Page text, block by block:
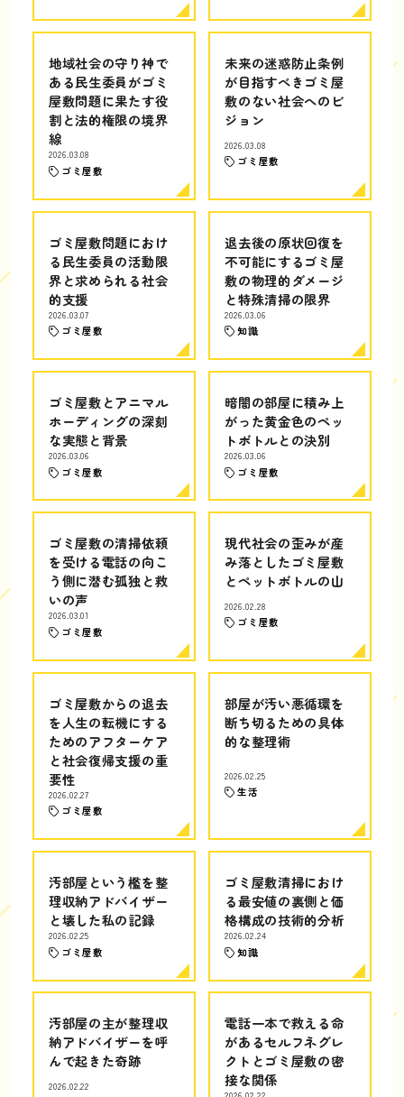
地域社会の守り神で
ある民生委員がゴミ
屋敷問題に果たす役
割と法的権限の境界
線
2026.03.08
ゴミ屋敷
未来の迷惑防止条例
が目指すべきゴミ屋
敷のない社会へのビ
ジョン
2026.03.08
ゴミ屋敷
ゴミ屋敷問題におけ
る民生委員の活動限
界と求められる社会
的支援
2026.03.07
ゴミ屋敷
退去後の原状回復を
不可能にするゴミ屋
敷の物理的ダメージ
と特殊清掃の限界
2026.03.06
知識
ゴミ屋敷とアニマル
ホーディングの深刻
な実態と背景
2026.03.06
ゴミ屋敷
暗闇の部屋に積み上
がった黄金色のペッ
トボトルとの決別
2026.03.06
ゴミ屋敷
ゴミ屋敷の清掃依頼
を受ける電話の向こ
う側に潜む孤独と救
いの声
2026.03.01
ゴミ屋敷
現代社会の歪みが産
み落としたゴミ屋敷
とペットボトルの山
2026.02.28
ゴミ屋敷
ゴミ屋敷からの退去
を人生の転機にする
ためのアフターケア
と社会復帰支援の重
要性
2026.02.27
ゴミ屋敷
部屋が汚い悪循環を
断ち切るための具体
的な整理術
2026.02.25
生活
汚部屋という檻を整
理収納アドバイザー
と壊した私の記録
2026.02.25
ゴミ屋敷
ゴミ屋敷清掃におけ
る最安値の裏側と価
格構成の技術的分析
2026.02.24
知識
汚部屋の主が整理収
納アドバイザーを呼
んで起きた奇跡
2026.02.22
電話一本で救える命
があるセルフネグレ
クトとゴミ屋敷の密
接な関係